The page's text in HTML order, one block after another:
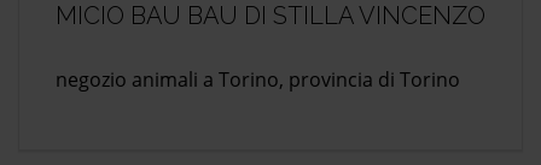
MICIO BAU BAU DI STILLA VINCENZO
negozio animali a Torino, provincia di Torino